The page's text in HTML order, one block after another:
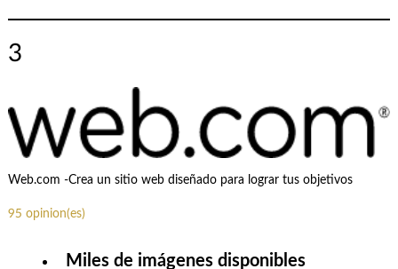
3
Web.com -Crea un sitio web diseñado para lograr tus objetivos
95 opinion(es)
Miles de imágenes disponibles